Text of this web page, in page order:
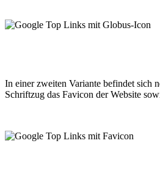
In einer zweiten Variante befindet sich
Schriftzug das Favicon der Website